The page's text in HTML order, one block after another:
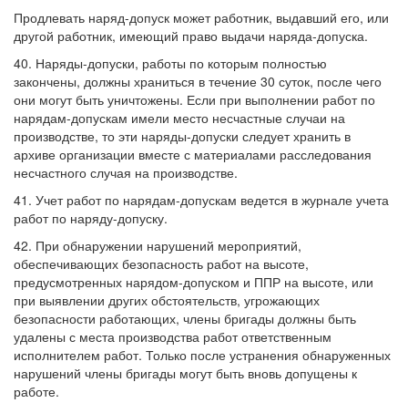
Продлевать наряд-допуск может работник, выдавший его, или
другой работник, имеющий право выдачи наряда-допуска.
40. Наряды-допуски, работы по которым полностью
закончены, должны храниться в течение 30 суток, после чего
они могут быть уничтожены. Если при выполнении работ по
нарядам-допускам имели место несчастные случаи на
производстве, то эти наряды-допуски следует хранить в
архиве организации вместе с материалами расследования
несчастного случая на производстве.
41. Учет работ по нарядам-допускам ведется в журнале учета
работ по наряду-допуску.
42. При обнаружении нарушений мероприятий,
обеспечивающих безопасность работ на высоте,
предусмотренных нарядом-допуском и ППР на высоте, или
при выявлении других обстоятельств, угрожающих
безопасности работающих, члены бригады должны быть
удалены с места производства работ ответственным
исполнителем работ. Только после устранения обнаруженных
нарушений члены бригады могут быть вновь допущены к
работе.